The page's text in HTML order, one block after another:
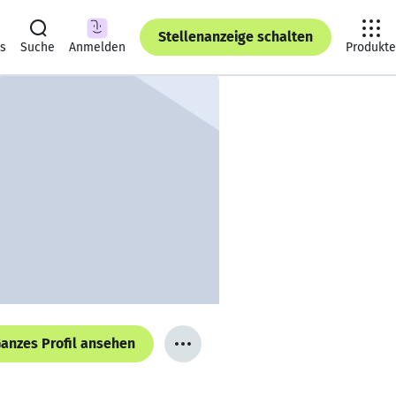
Suche Anmelden
Stellenanzeige schalten
Produkte
Profil ansehen